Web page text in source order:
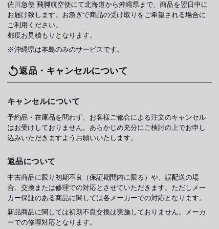
佐川急便 飛脚航空便にて北海道から沖縄県まで、商品を翌日中に
お届け致します。お急ぎで商品の受け取りをご希望される場合に
ご利用ください。
都度お見積もりとなります。
※沖縄県は本島のみのサービスです。
返品・キャンセルについて
キャンセルについて
予約品・在庫品を問わず、お客様ご都合による注文のキャンセル
はお受けしておりません。あらかじめ充分にご検討の上でお申し
込みいただきますようお願いいたします。
返品について
中古商品に限り初期不良（保証期間内に限る）や、誤配送の場
合、交換または修理での対応とさせていただきます。ただしメー
カー保証のある商品に関しては各メーカーでの対応となります。
新品商品に関しては初期不良交換は実施しておりません。メーカ
ーでの修理対応となります。